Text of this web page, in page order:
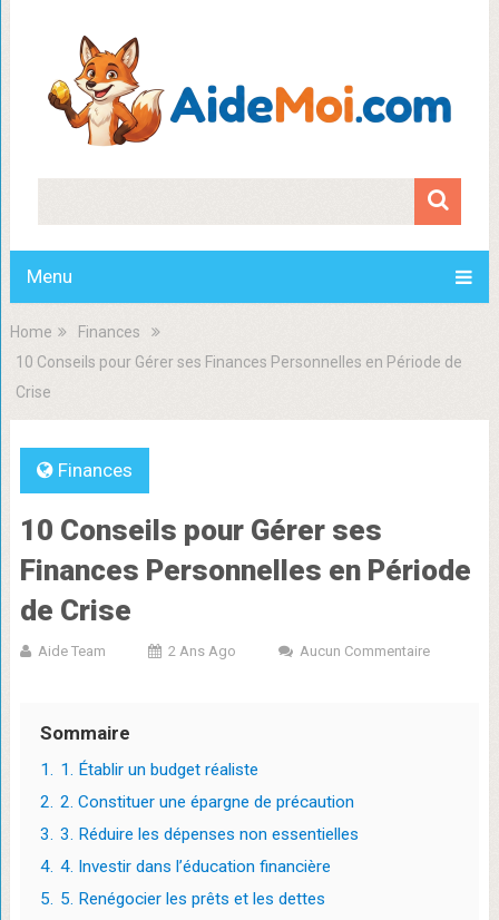
Menu
Home
Finances
10 Conseils pour Gérer ses Finances Personnelles en Période de
Crise
Finances
10 Conseils pour Gérer ses
Finances Personnelles en Période
de Crise
Aide Team 2 Ans Ago Aucun Commentaire
Sommaire
1. 1. Établir un budget réaliste
2. 2. Constituer une épargne de précaution
3. 3. Réduire les dépenses non essentielles
4. 4. Investir dans l’éducation financière
5. 5. Renégocier les prêts et les dettes